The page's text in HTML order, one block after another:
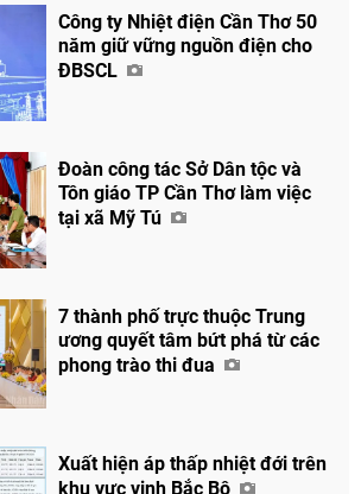
Công ty Nhiệt điện Cần Thơ 50
năm giữ vững nguồn điện cho
ĐBSCL
Đoàn công tác Sở Dân tộc và
Tôn giáo TP Cần Thơ làm việc
tại xã Mỹ Tú
7 thành phố trực thuộc Trung
ương quyết tâm bứt phá từ các
phong trào thi đua
Xuất hiện áp thấp nhiệt đới trên
khu vực vịnh Bắc Bộ